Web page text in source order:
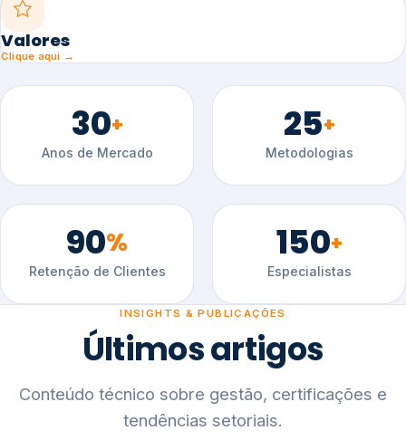
Valores
Clique aqui →
30+
Anos de Mercado
25+
Metodologias
90%
Retenção de Clientes
150+
Especialistas
INSIGHTS & PUBLICAÇÕES
Últimos artigos
Conteúdo técnico sobre gestão, certificações e
tendências setoriais.